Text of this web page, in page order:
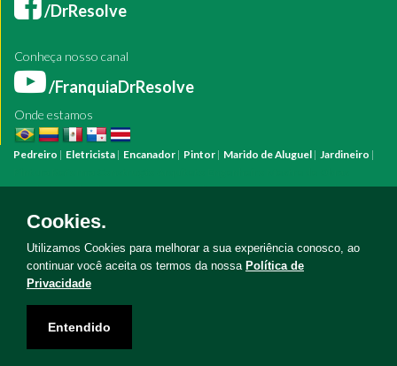
/DrResolve
Conheça nosso canal
/FranquiaDrResolve
Onde estamos
Pedreiro | Eletricista | Encanador | Pintor | Marido de Aluguel | Jardineiro |
Bombeiro HidráulicoManutenção PredialManutenção Residencial
ReformaServiço Eletricista
HidráulicaServiço PedreiroServiço Construção
Cookies.
Utilizamos Cookies para melhorar a sua experiência conosco, ao
continuar você aceita os termos da nossa Política de
Privacidade
Entendido